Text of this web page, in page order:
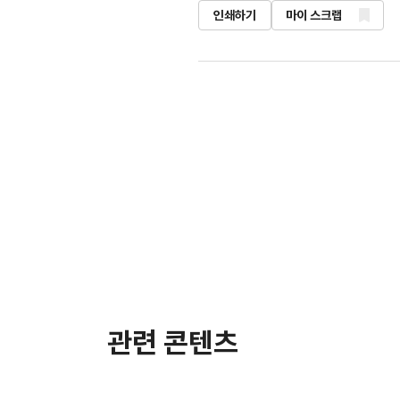
인쇄하기 마이 스크랩
관련 콘텐츠